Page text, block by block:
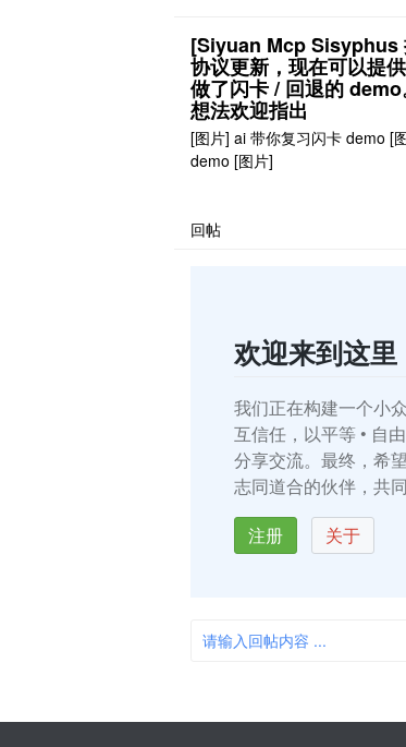
插件目录里使用。测试放心后再
空间里使用。 使用前请备份数
概不负责。
[Siyuan Mcp Sisyphus
协议更新，现在可以提
做了闪卡 / 回退的
想法欢迎指出
[图片] ai 带你复习闪卡 demo [
demo [图片]
回帖
欢迎来到这里
我们正在构建一个小
互信任，以平等 • 自
分享交流。最终，希
志同道合的伙伴，共同
注册
关于
请输入回帖内容 ...